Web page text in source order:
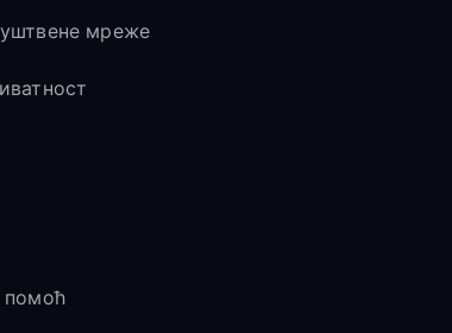
мреже
помоћ